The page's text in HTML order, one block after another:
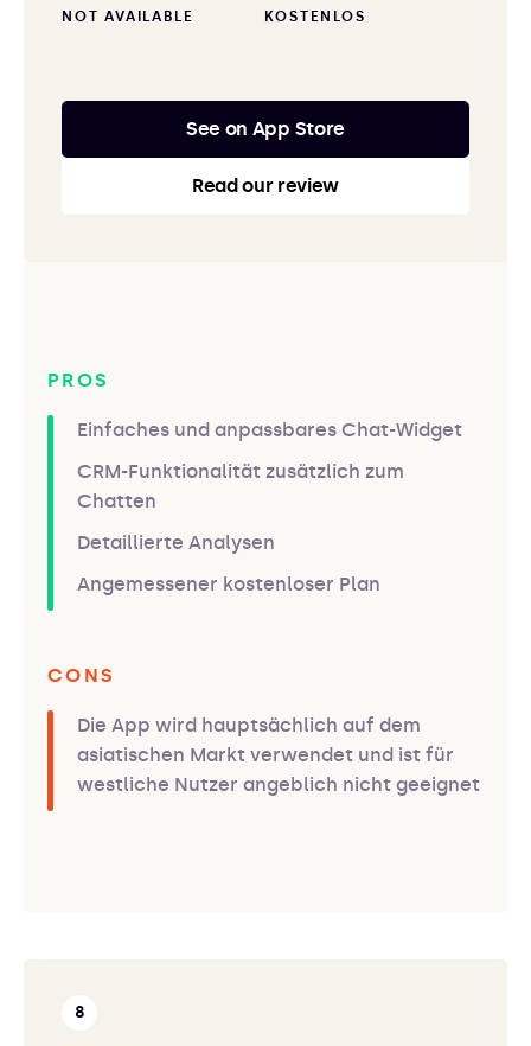
NOT AVAILABLE KOSTENLOS
See on App Store
Read our review
PROS
Einfaches und anpassbares Chat-Widget
CRM-Funktionalität zusätzlich zum
Chatten
Detaillierte Analysen
Angemessener kostenloser Plan
CONS
Die App wird hauptsächlich auf dem
asiatischen Markt verwendet und ist für
westliche Nutzer angeblich nicht geeignet